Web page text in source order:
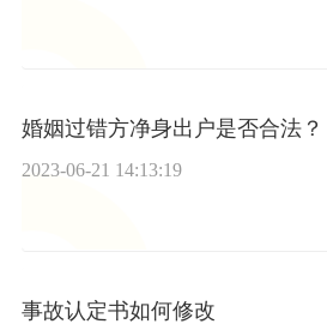
婚姻过错方净身出户是否合法？
2023-06-21 14:13:19
事故认定书如何修改